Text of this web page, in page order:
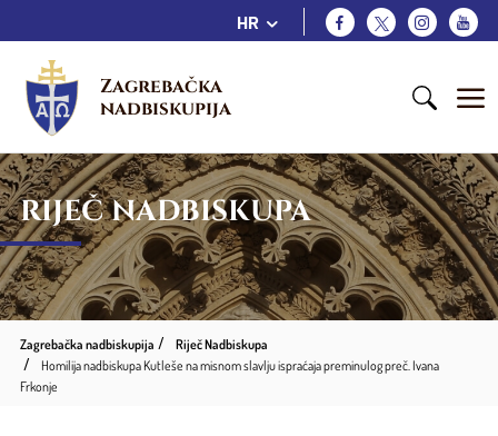
HR
Zagrebačka
nadbiskupija
RIJEČ NADBISKUPA
Zagrebačka nadbiskupija
Riječ Nadbiskupa
Homilija nadbiskupa Kutleše na misnom slavlju ispraćaja preminulog preč. Ivana
Frkonje